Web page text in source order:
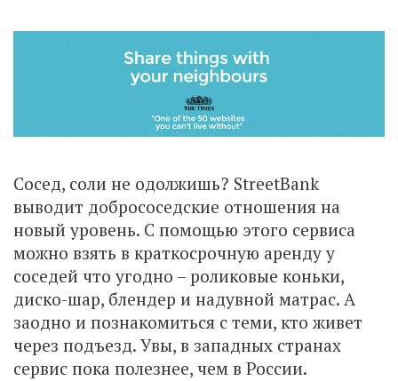
Сосед, соли не одолжишь? StreetBank
выводит добрососедские отношения на
новый уровень. С помощью этого сервиса
можно взять в краткосрочную аренду у
соседей что угодно – роликовые коньки,
диско-шар, блендер и надувной матрас. А
заодно и познакомиться с теми, кто живет
через подъезд. Увы, в западных странах
сервис пока полезнее, чем в России.